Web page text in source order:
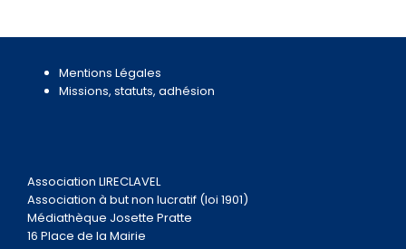
Mentions Légales
Missions, statuts, adhésion
Association LIRECLAVEL
Association à but non lucratif (loi 1901)
Médiathèque Josette Pratte
16 Place de la Mairie